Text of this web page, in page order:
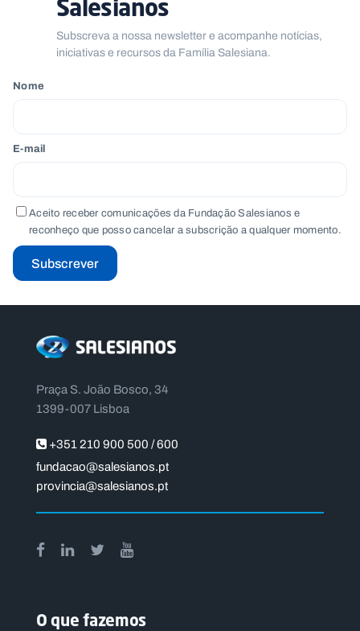
Salesianos
Subscreva a nossa newsletter e acompanhe notícias,
iniciativas e recursos da Família Salesiana.
Nome
E-mail
Aceito receber comunicações da Fundação Salesianos e
reconheço que posso cancelar a subscrição a qualquer momento.
Subscrever
Praça S. João Bosco, 34
1399-007 Lisboa
+351 210 900 500 / 600
fundacao@salesianos.pt
provincia@salesianos.pt
O que fazemos
A
d
C
a
e
w
s
l
e
tt
e
r